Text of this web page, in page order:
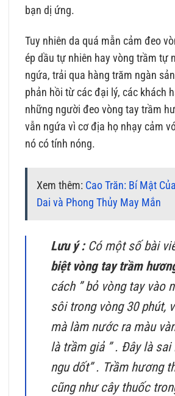
bạn dị ứng.
Tuy nhiên da quá mẫn cảm đeo
ép dầu tự nhiên hay vòng trầm tự
ngứa, trải qua hàng trăm ngàn
phản hồi từ các đại lý, các khách
những người đeo vòng tay trầm
vẫn ngứa vì cơ địa họ nhạy cảm
nó có tính nóng.
Xem thêm: Cao Trăn: Bí Mật
Dai và Phong Thủy May Mắn
Lưu ý :Có một số bài
biệt vòng tay trầm
cách ” bỏ vòng tay vào
sôi trong vòng 30 phút,
mà làm nước ra màu
là trầm giả ” . Đây là sai
ngu dốt” . Trầm hương
cũng như cây thuốc